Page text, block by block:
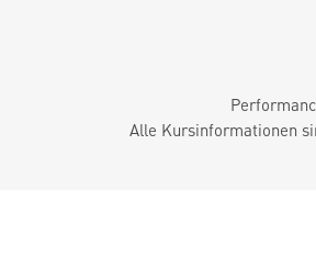
Alle Kursinformationen